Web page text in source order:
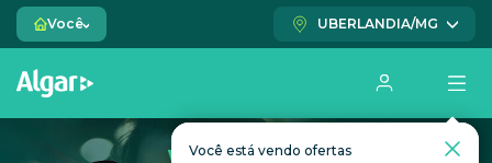
Você UBERLANDIA/MG
Você está vendo ofertas
Você está vendo ofertas